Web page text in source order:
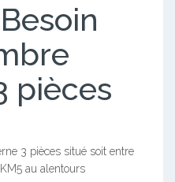
pièces
3 pièces situé soit entre
au alentours